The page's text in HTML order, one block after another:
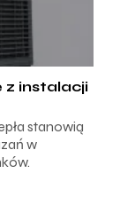
z instalacji
stanowią
w